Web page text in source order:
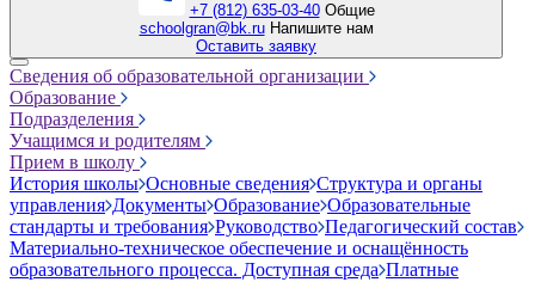
+7 (812) 635-03-40 Общие
schoolgran@bk.ru Напишите нам
Оставить заявку
Сведения об образовательной организации
Образование
Подразделения
Учащимся и родителям
Прием в школу
История школы Основные сведения Структура и органы
управления Документы Образование Образовательные
стандарты и требования Руководство Педагогический состав
Материально-техническое обеспечение и оснащённость
образовательного процесса. Доступная среда Платные